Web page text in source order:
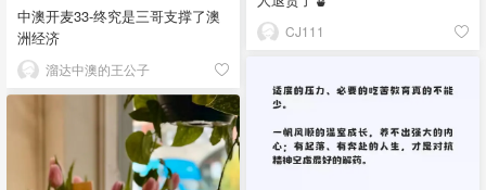
CJ111
中澳开麦33-终究是三哥支撑了澳
洲经济
溜达中澳的王公子